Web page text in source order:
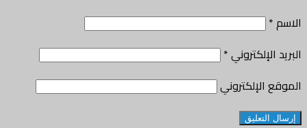
الاسم*
البريد الإلكتروني*
الموقع الإلكتروني